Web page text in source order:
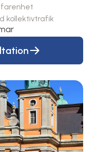
kollektivtrafik